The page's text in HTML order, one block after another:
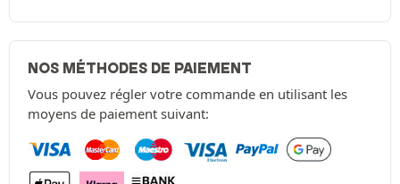
NOS MÉTHODES DE PAIEMENT
Vous pouvez régler votre commande en utilisant les
moyens de paiement suivant: